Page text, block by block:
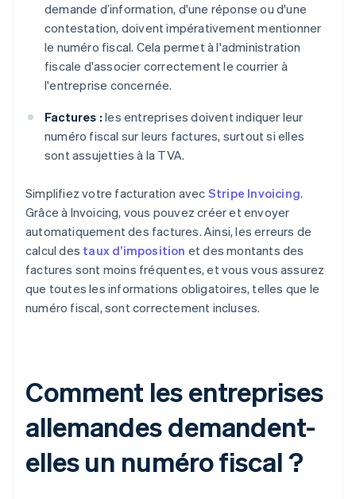
demande d’information, d'une réponse ou d'une
contestation, doivent impérativement mentionner
le numéro fiscal. Cela permet à l'administration
fiscale d'associer correctement le courrier à
l'entreprise concernée.
Factures : les entreprises doivent indiquer leur
numéro fiscal sur leurs factures, surtout si elles
sont assujetties à la TVA.
Simplifiez votre facturation avec Stripe Invoicing.
Grâce à Invoicing, vous pouvez créer et envoyer
automatiquement des factures. Ainsi, les erreurs de
calcul des taux d’imposition et des montants des
factures sont moins fréquentes, et vous vous assurez
que toutes les informations obligatoires, telles que le
numéro fiscal, sont correctement incluses.
Comment les entreprises
allemandes demandent-
elles un numéro fiscal ?